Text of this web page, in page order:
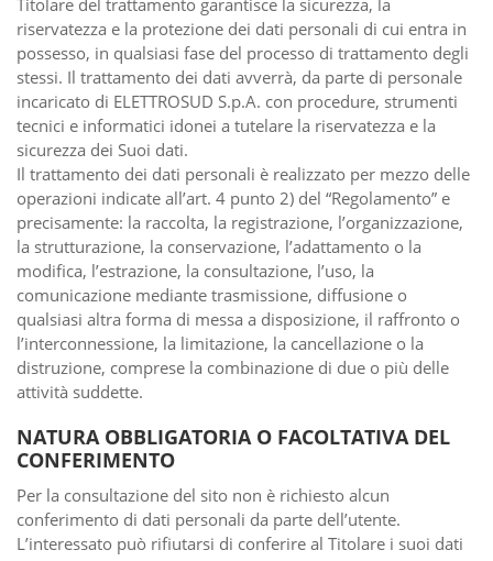
Titolare del trattamento garantisce la sicurezza, la
riservatezza e la protezione dei dati personali di cui entra in
possesso, in qualsiasi fase del processo di trattamento degli
stessi. Il trattamento dei dati avverrà, da parte di personale
incaricato di ELETTROSUD S.p.A. con procedure, strumenti
tecnici e informatici idonei a tutelare la riservatezza e la
sicurezza dei Suoi dati.
Il trattamento dei dati personali è realizzato per mezzo delle
operazioni indicate all’art. 4 punto 2) del “Regolamento” e
precisamente: la raccolta, la registrazione, l’organizzazione,
la strutturazione, la conservazione, l’adattamento o la
modifica, l’estrazione, la consultazione, l’uso, la
comunicazione mediante trasmissione, diffusione o
qualsiasi altra forma di messa a disposizione, il raffronto o
l’interconnessione, la limitazione, la cancellazione o la
distruzione, comprese la combinazione di due o più delle
attività suddette.
NATURA OBBLIGATORIA O FACOLTATIVA DEL
CONFERIMENTO
Per la consultazione del sito non è richiesto alcun
conferimento di dati personali da parte dell’utente.
L’interessato può rifiutarsi di conferire al Titolare i suoi dati